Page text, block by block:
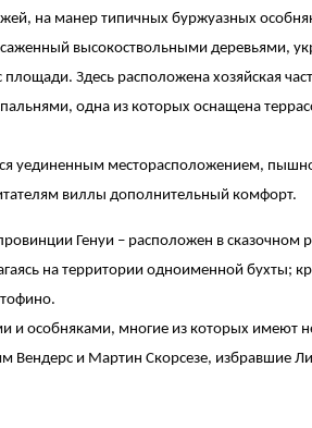
на манер типичных буржуазных
высокоствольными деревьями,
Здесь расположена хозяйская
одна из которых оснащена
уединенным месторасположением,
виллы дополнительный комфорт.
Генуи – расположен в
на территории одноименной
особняками, многие из которых имеют
и Мартин Скорсезе, избравшие